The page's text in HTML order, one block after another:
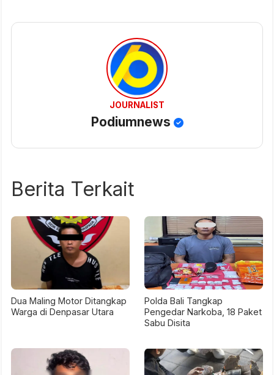
JOURNALIST
Podiumnews
Berita Terkait
Dua Maling Motor Ditangkap
Warga di Denpasar Utara
Polda Bali Tangkap
Pengedar Narkoba, 18 Paket
Sabu Disita